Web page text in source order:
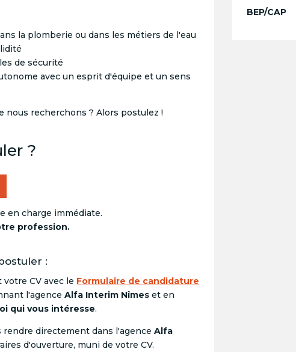
la plomberie ou dans les métiers de l'eau
de sécurité
avec un esprit d'équipe et un sens
nous recherchons ? Alors postulez !
?
en charge immédiate.
profession.
:
CV avec le Formulaire de candidature
l'agenceAlfa Interim Nîmes et en
qui vous intéresse.
rendre directement dans l'agenceAlfa
d'ouverture, muni de votre CV.
BEP/CAP